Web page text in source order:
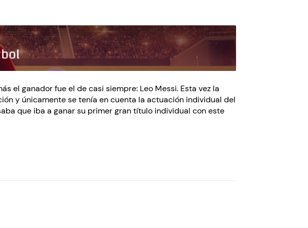
el ganador fue el de casi siempre: Leo Messi. Esta vez la
y únicamente se tenía en cuenta la actuación individual del
que iba a ganar su primer gran título individual con este